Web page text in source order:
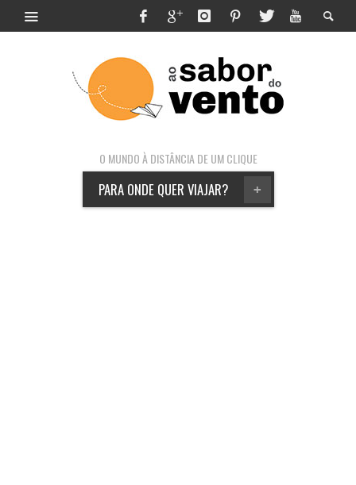
O MUNDO À DISTÂNCIA DE UM CLIQUE
+
PARA ONDE QUER VIAJAR?